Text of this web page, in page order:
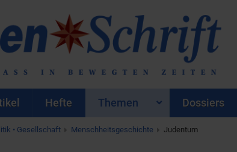
Hefte Themen Dossiers
• Gesellschaft Menschheitsgeschichte Judentum